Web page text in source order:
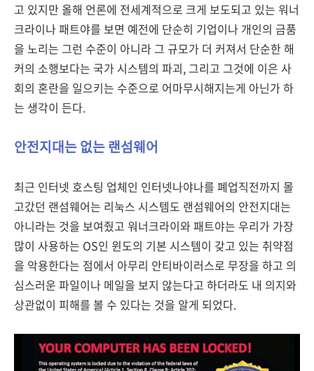
고 있지만 올해 언론에 전세계적으로 크게 보도되고 있는 워너
크라이나 패트야를 보면 예전에 단순히 기업이나 개인의 금품
을 노리는 그런 수준이 아니라 그 규모가 더 커져서 단순한 해
커의 소행보다는 국가 시스템의 파괴, 그리고 그것에 이은 사
회의 혼란을 일으키는 수준으로 어마무시해지는게 아닌가 하
는 생각이 든다.
안전지대는 없는 랜섬웨어
최근 인터넷 호스팅 업체인 인터넷나야나를 폐업직전까지 몰
고갔던 랜섬웨어는 리눅스 시스템도 랜섬웨어의 안전지대는
아니라는 것을 보여줬고 워너크라이와 패트야는 우리가 가장
많이 사용하는 OS인 윈도의 기본 시스템이 갖고 있는 취약점
을 악용한다는 점에서 아무리 안티바이러스로 무장을 하고 의
심스러운 파일이나 메일을 보지 않는다고 하더라도 내 의지와
상관없이 피해를 볼 수 있다는 것을 알게 되었다.